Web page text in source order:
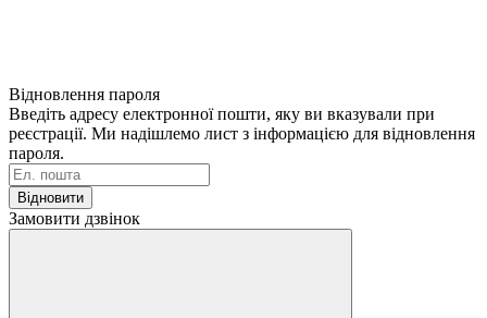
Відновлення пароля
Введіть адресу електронної пошти, яку ви вказували при
реєстрації. Ми надішлемо лист з інформацією для відновлення
пароля.
Відновити
Замовити дзвінок